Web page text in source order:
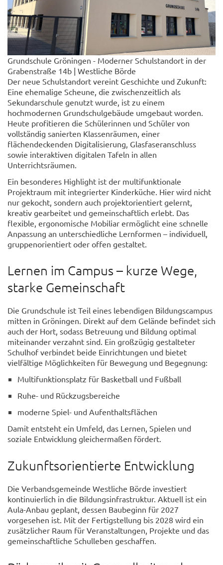
Grundschule Gröningen - Moderner Schulstandort in der
Grabenstraße 14b | Westliche Börde
Der neue Schulstandort vereint Geschichte und Zukunft:
Eine ehemalige Scheune, die zwischenzeitlich als
Sekundarschule genutzt wurde, ist zu einem
hochmodernen Grundschulgebäude umgebaut worden.
Heute profitieren die Schülerinnen und Schüler von
vollständig sanierten Klassenräumen, einer
flächendeckenden Digitalisierung, Glasfaseranschluss
sowie interaktiven digitalen Tafeln in allen
Unterrichtsräumen.
Ein besonderes Highlight ist der multifunktionale
Projektraum mit integrierter Kinderküche. Hier wird nicht
nur gekocht, sondern auch projektorientiert gelernt,
kreativ gearbeitet und gemeinschaftlich erlebt. Das
flexible, ergonomische Mobiliar ermöglicht eine schnelle
Anpassung an unterschiedliche Lernformen – individuell,
gruppenorientiert oder offen gestaltet.
Lernen im Campus – kurze Wege,
starke Gemeinschaft
Die Grundschule ist Teil eines lebendigen Bildungscampus
mitten in Gröningen. Direkt auf dem Gelände befindet sich
auch der Hort, sodass Betreuung und Bildung optimal
miteinander verzahnt sind. Ein großzügig gestalteter
Schulhof verbindet beide Einrichtungen und bietet
vielfältige Möglichkeiten für Bewegung und Begegnung:
Multifunktionsplatz für Basketball und Fußball
Ruhe- und Rückzugsbereiche
moderne Spiel- und Aufenthaltsflächen
Damit entsteht ein Umfeld, das Lernen, Spielen und
soziale Entwicklung gleichermaßen fördert.
Zukunftsorientierte Entwicklung
Die Verbandsgemeinde Westliche Börde investiert
kontinuierlich in die Bildungsinfrastruktur. Aktuell ist ein
Aula-Anbau geplant, dessen Baubeginn für 2027
vorgesehen ist. Mit der Fertigstellung bis 2028 wird ein
zusätzlicher Raum für Veranstaltungen, Projekte und das
gemeinschaftliche Schulleben geschaffen.